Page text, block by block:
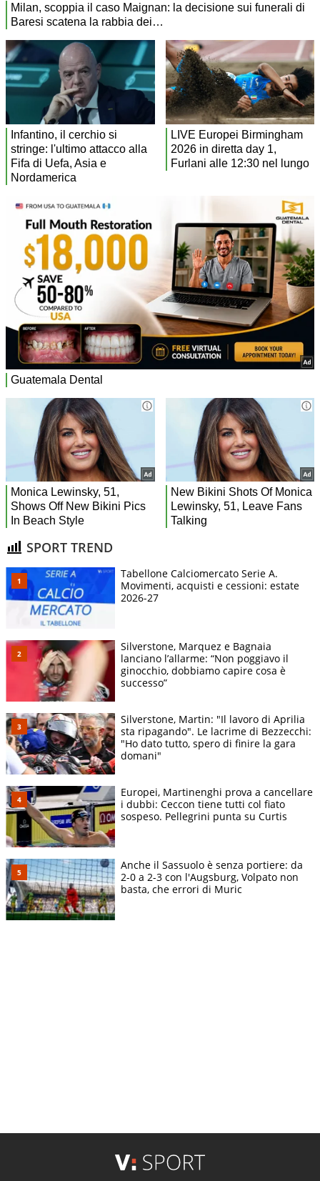
SPORT TREND
Tabellone Calciomercato Serie A.
Movimenti, acquisti e cessioni: estate
2026-27
Silverstone, Marquez e Bagnaia
lanciano l’allarme: “Non poggiavo il
ginocchio, dobbiamo capire cosa è
successo”
Silverstone, Martin: "Il lavoro di Aprilia
sta ripagando". Le lacrime di Bezzecchi:
"Ho dato tutto, spero di finire la gara
domani"
Europei, Martinenghi prova a cancellare
i dubbi: Ceccon tiene tutti col fiato
sospeso. Pellegrini punta su Curtis
Anche il Sassuolo è senza portiere: da
2-0 a 2-3 con l'Augsburg, Volpato non
basta, che errori di Muric